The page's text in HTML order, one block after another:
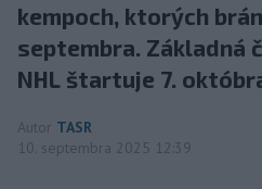
kempoch, ktorých
septembra. Základná
NHL štartuje 7.
Autor TASR
10. septembra 2025 12:39